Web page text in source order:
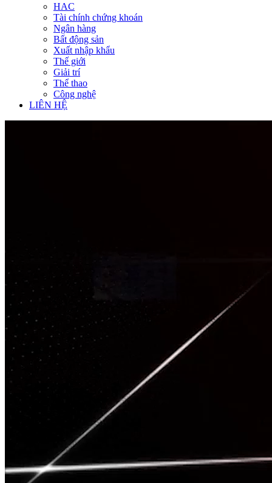
HAC
Tài chính chứng khoán
Ngân hàng
Bất động sản
Xuất nhập khẩu
Thế giới
Giải trí
Thể thao
Công nghệ
LIÊN HỆ